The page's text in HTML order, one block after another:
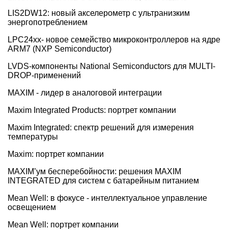
LIS2DW12: новый акселерометр с ультранизким
энергопотреблением
LPC24xx- новое семейство микроконтроллеров на ядре
ARM7 (NXP Semiconductor)
LVDS-компоненты National Semiconductors для MULTI-
DROP-применений
MAXIM - лидер в аналоговой интеграции
Maxim Integrated Products: портрет компании
Maxim Integrated: спектр решений для измерения
температуры
Maxim: портрет компании
MAXIM’ум бесперебойности: решения MAXIM
INTEGRATED для систем с батарейным питанием
Mean Well: в фокусе - интеллектуальное управление
освещением
Mean Well: портрет компании